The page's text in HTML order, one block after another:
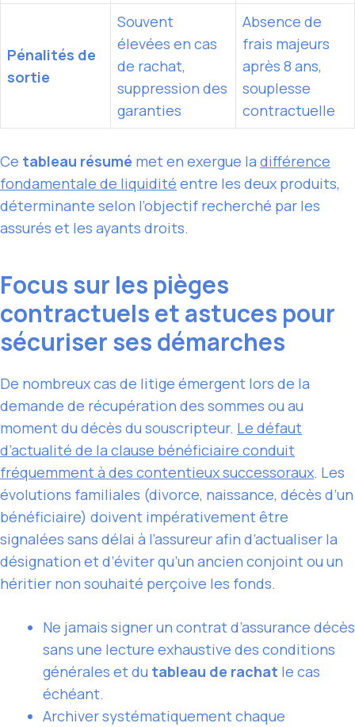
Pénalités de
sortie
Souvent
élevées en cas
de rachat,
suppression des
garanties
Absence de
frais majeurs
après 8 ans,
souplesse
contractuelle
Ce tableau résumé met en exergue la différence
fondamentale de liquidité entre les deux produits,
déterminante selon l’objectif recherché par les
assurés et les ayants droits.
Focus sur les pièges
contractuels et astuces pour
sécuriser ses démarches
De nombreux cas de litige émergent lors de la
demande de récupération des sommes ou au
moment du décès du souscripteur. Le défaut
d’actualité de la clause bénéficiaire conduit
fréquemment à des contentieux successoraux. Les
évolutions familiales (divorce, naissance, décès d’un
bénéficiaire) doivent impérativement être
signalées sans délai à l’assureur afin d’actualiser la
désignation et d’éviter qu’un ancien conjoint ou un
héritier non souhaité perçoive les fonds.
Ne jamais signer un contrat d’assurance décès
sans une lecture exhaustive des conditions
générales et du tableau de rachat le cas
échéant.
Archiver systématiquement chaque